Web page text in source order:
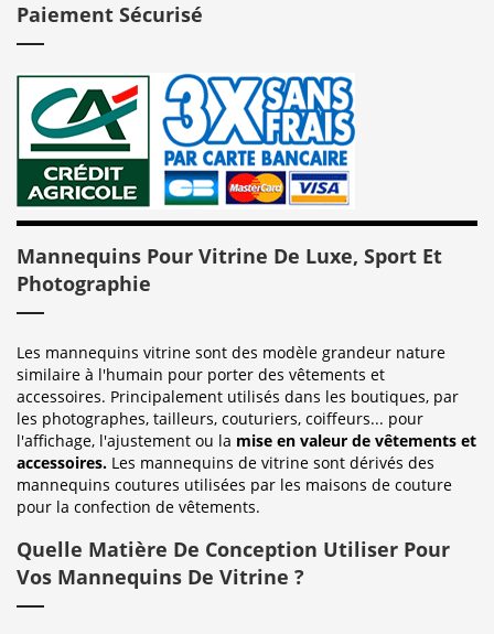
Paiement Sécurisé
Mannequins Pour Vitrine De Luxe, Sport Et
Photographie
Les mannequins vitrine sont des modèle grandeur nature
similaire à l'humain pour porter des vêtements et
accessoires. Principalement utilisés dans les boutiques, par
les photographes, tailleurs, couturiers, coiffeurs... pour
l'affichage, l'ajustement ou la mise en valeur de vêtements et
accessoires. Les mannequins de vitrine sont dérivés des
mannequins coutures utilisées par les maisons de couture
pour la confection de vêtements.
Quelle Matière De Conception Utiliser Pour
Vos Mannequins De Vitrine ?